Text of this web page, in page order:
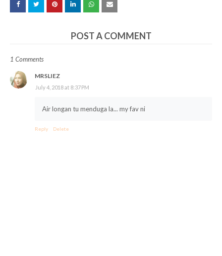
POST A COMMENT
1 Comments
MRSLIEZ
July 4, 2018 at 8:37 PM
Air longan tu menduga la... my fav ni
Reply Delete